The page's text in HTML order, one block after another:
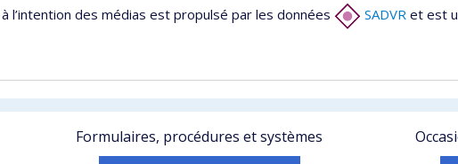
l’intention des médias est propulsé par les données SADVR et est
Formulaires, procédures et systèmes